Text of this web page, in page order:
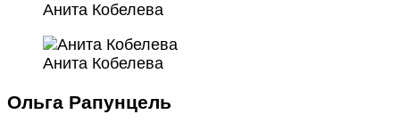
Анита Кобелева
Анита Кобелева
Ольга Рапунцель